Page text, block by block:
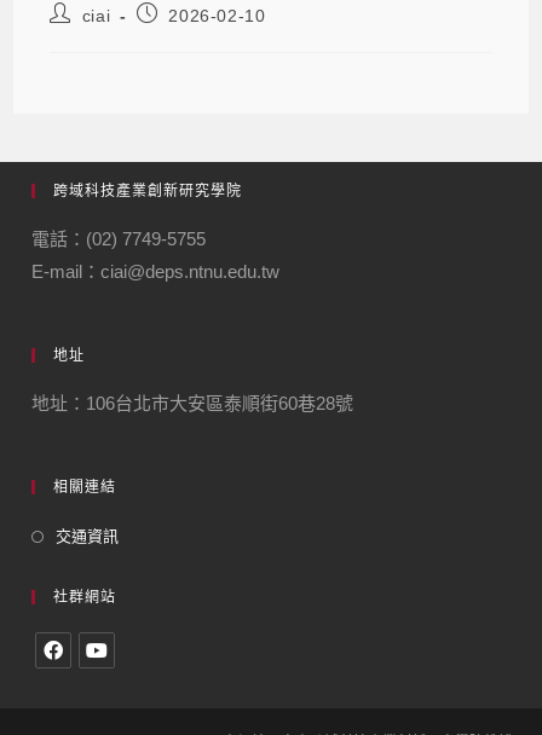
ciai 2026-02-10
跨域科技產業創新研究學院
電話：(02) 7749-5755
E-mail：ciai@deps.ntnu.edu.tw
地址
地址：106台北市大安區泰順街60巷28號
相關連結
交通資訊
社群網站